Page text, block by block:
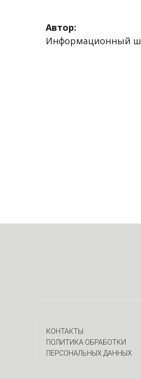
Автор:
Информационный
КОНТАКТЫ
ПОЛИТИКА ОБРАБОТКИ
ПЕРСОНАЛЬНЫХ ДАННЫХ